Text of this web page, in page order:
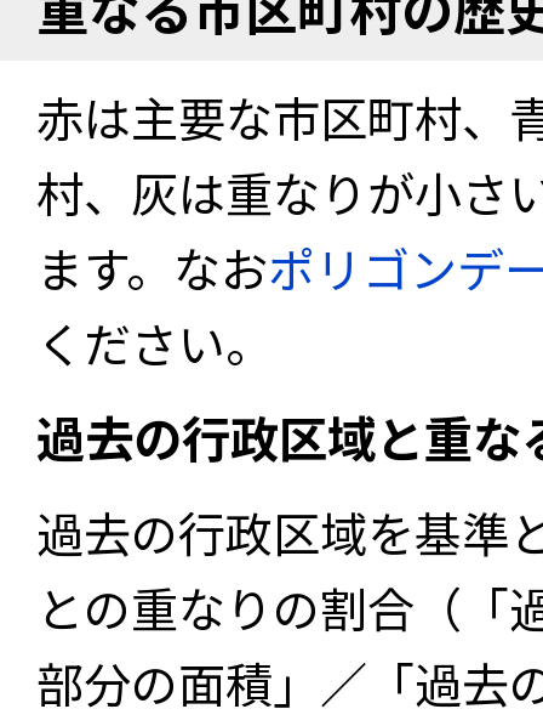
赤は主要な市区町村、
村、灰は重なりが小さ
ます。なおポリゴンデ
ください。
過去の行政区域と重
過去の行政区域を基準
との重なりの割合（「
部分の面積」／「過去